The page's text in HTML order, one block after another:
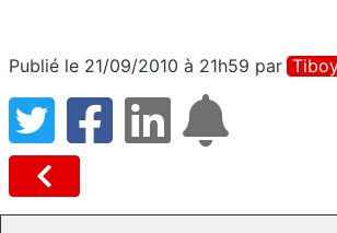
Publié le 21/09/2010 à 21h59 par